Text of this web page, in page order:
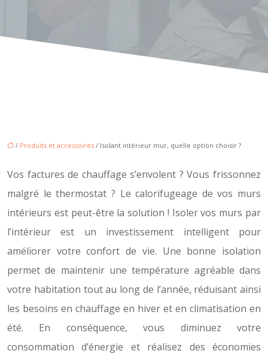
/ Produits et accessoires / Isolant intérieur mur, quelle option choisir ?
Vos factures de chauffage s’envolent ? Vous frissonnez
malgré le thermostat ? Le calorifugeage de vos murs
intérieurs est peut-être la solution ! Isoler vos murs par
l’intérieur est un investissement intelligent pour
améliorer votre confort de vie. Une bonne isolation
permet de maintenir une température agréable dans
votre habitation tout au long de l’année, réduisant ainsi
les besoins en chauffage en hiver et en climatisation en
été. En conséquence, vous diminuez votre
consommation d’énergie et réalisez des économies